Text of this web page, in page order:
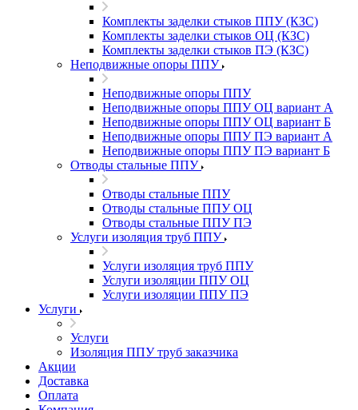
Комплекты заделки стыков ППУ (КЗС)
Комплекты заделки стыков ОЦ (КЗС)
Комплекты заделки стыков ПЭ (КЗС)
Неподвижные опоры ППУ
Неподвижные опоры ППУ
Неподвижные опоры ППУ ОЦ вариант А
Неподвижные опоры ППУ ОЦ вариант Б
Неподвижные опоры ППУ ПЭ вариант А
Неподвижные опоры ППУ ПЭ вариант Б
Отводы стальные ППУ
Отводы стальные ППУ
Отводы стальные ППУ ОЦ
Отводы стальные ППУ ПЭ
Услуги изоляция труб ППУ
Услуги изоляция труб ППУ
Услуги изоляции ППУ ОЦ
Услуги изоляции ППУ ПЭ
Услуги
Услуги
Изоляция ППУ труб заказчика
Акции
Доставка
Оплата